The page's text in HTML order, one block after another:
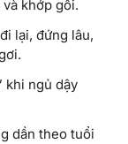
khớp gối.
lại, đứng lâu,
khi ngủ dậy
dần theo tuổi